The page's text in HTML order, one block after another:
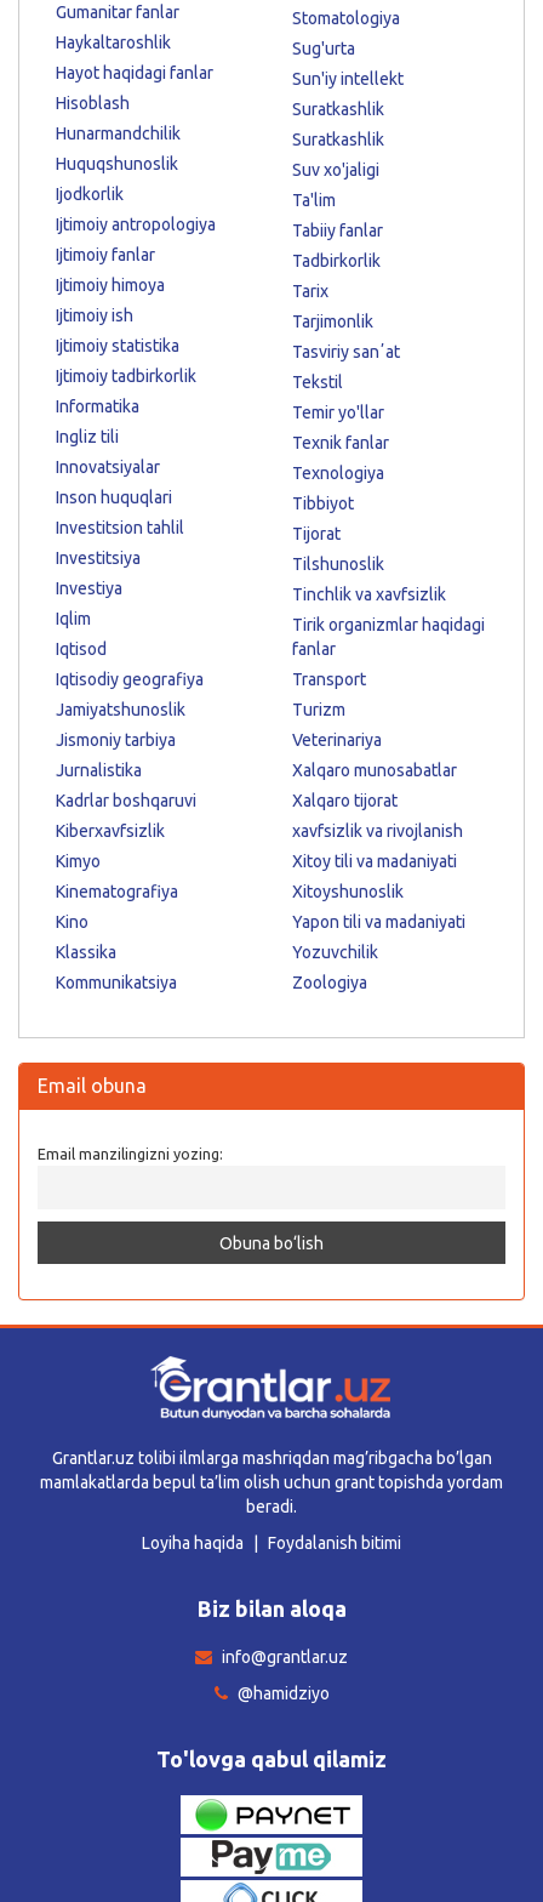
Gumanitar fanlar
Haykaltaroshlik
Hayot haqidagi fanlar
Hisoblash
Hunarmandchilik
Huquqshunoslik
Ijodkorlik
Ijtimoiy antropologiya
Ijtimoiy fanlar
Ijtimoiy himoya
Ijtimoiy ish
Ijtimoiy statistika
Ijtimoiy tadbirkorlik
Informatika
Ingliz tili
Innovatsiyalar
Inson huquqlari
Investitsion tahlil
Investitsiya
Investiya
Iqlim
Iqtisod
Iqtisodiy geografiya
Jamiyatshunoslik
Jismoniy tarbiya
Jurnalistika
Kadrlar boshqaruvi
Kiberxavfsizlik
Kimyo
Kinematografiya
Kino
Klassika
Kommunikatsiya
Stomatologiya
Sug'urta
Sun'iy intellekt
Suratkashlik
Suratkashlik
Suv xo'jaligi
Ta'lim
Tabiiy fanlar
Tadbirkorlik
Tarix
Tarjimonlik
Tasviriy sanʼat
Tekstil
Temir yo'llar
Texnik fanlar
Texnologiya
Tibbiyot
Tijorat
Tilshunoslik
Tinchlik va xavfsizlik
Tirik organizmlar haqidagi
fanlar
Transport
Turizm
Veterinariya
Xalqaro munosabatlar
Xalqaro tijorat
xavfsizlik va rivojlanish
Xitoy tili va madaniyati
Xitoyshunoslik
Yapon tili va madaniyati
Yozuvchilik
Zoologiya
Email obuna
Email manzilingizni yozing:
Grantlar.uz tolibi ilmlarga mashriqdan mag’ribgacha bo’lgan
mamlakatlarda bepul ta’lim olish uchun grant topishda yordam
beradi.
Loyiha haqida
Foydalanish bitimi
Biz bilan aloqa
info@grantlar.uz
@hamidziyo
To'lovga qabul qilamiz